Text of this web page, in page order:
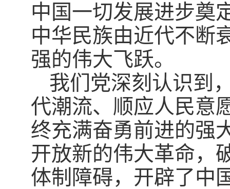
中国一切发展进步奠
中华民族由近代不断
强的伟大飞跃。
我们党深刻认识到
代潮流、顺应人民意
终充满奋勇前进的强
开放新的伟大革命，
体制障碍，开辟了中